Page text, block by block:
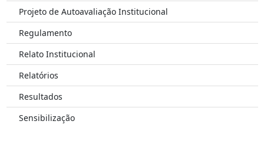
Projeto de Autoavaliação Institucional
Regulamento
Relato Institucional
Relatórios
Resultados
Sensibilização